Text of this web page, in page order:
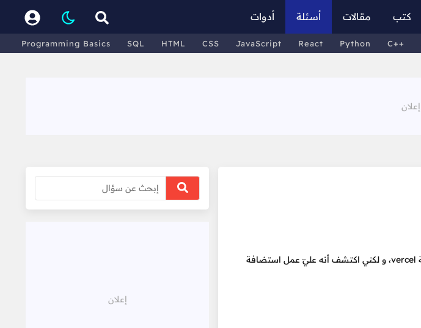
كتب مقالات أسئلة أدوات
Programming Basics SQL HTML CSS JavaScript React Python C++
اردت السؤال عن منصات تقدم إستضافه مجانية لأني قمت ببناء موقع كامل و قمت برفعه على منصة vercel، و لكني اكتشف أنه عليّ عمل استضافة